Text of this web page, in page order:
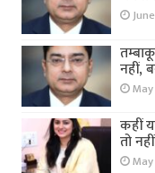
नहीं,
May
कहीं
तो